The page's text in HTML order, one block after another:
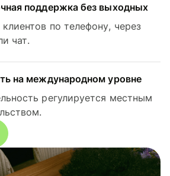
поддержка без выходных
по телефону, через
чат.
на международном уровне
регулируется местным